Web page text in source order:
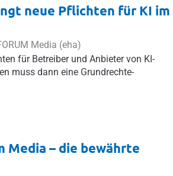
neue Pflichten für KI im
Media (eha)
für Betreiber und Anbieter von KI-
muss dann eine Grundrechte-
Media – die bewährte